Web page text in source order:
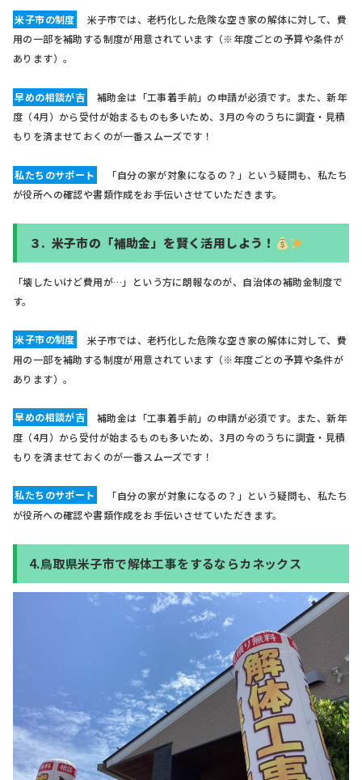
米子市の制度
米子市では、老朽化した危険な空き家の解体に対して、費
用の一部を補助する制度が用意されています（※年度ごとの予算や条件が
あります）。
早めの相談が吉
補助金は「工事着手前」の申請が必須です。また、新年
度（4月）から受付が始まるものも多いため、3月の今のうちに調査・見積
もりを済ませておくのが一番スムーズです！
私たちのサポート
「自分の家が対象になるの？」という疑問も、私たち
が役所への確認や書類作成をお手伝いさせていただきます。
３. 米子市の「補助金」を賢く活用しよう！
「壊したいけど費用が…」という方に朗報なのが、自治体の補助金制度で
す。
米子市の制度
米子市では、老朽化した危険な空き家の解体に対して、費
用の一部を補助する制度が用意されています（※年度ごとの予算や条件が
あります）。
早めの相談が吉
補助金は「工事着手前」の申請が必須です。また、新年
度（4月）から受付が始まるものも多いため、3月の今のうちに調査・見積
もりを済ませておくのが一番スムーズです！
私たちのサポート
「自分の家が対象になるの？」という疑問も、私たち
が役所への確認や書類作成をお手伝いさせていただきます。
4.鳥取県米子市で解体工事をするならカネックス